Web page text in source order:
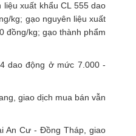
xuất khẩu CL 555 dao
kg; gạo nguyên liệu xuất
đồng/kg; gạo thành phẩm
dao động ở mức 7.000 -
giao dịch mua bán vẫn
An Cư - Đồng Tháp, giao